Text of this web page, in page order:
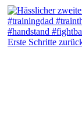
Erste Schritte